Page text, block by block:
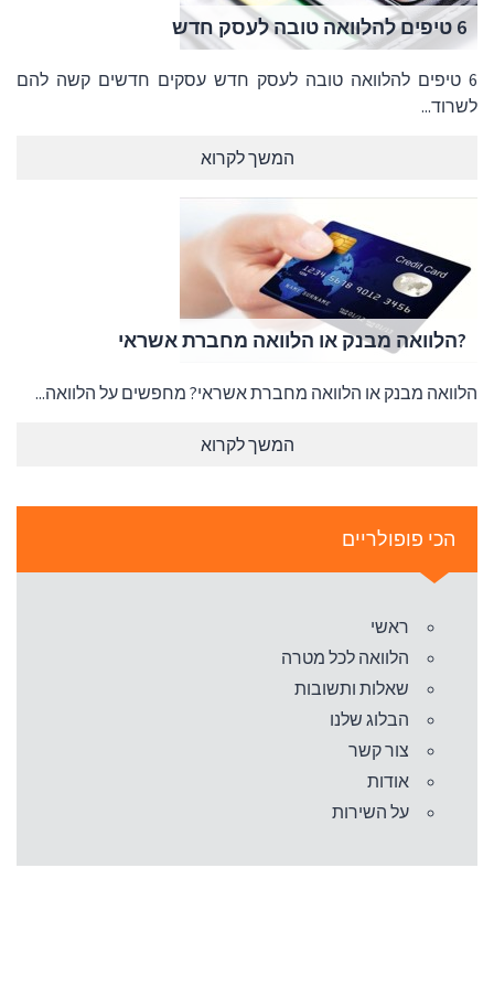
6 טיפים להלוואה טובה לעסק חדש
6 טיפים להלוואה טובה לעסק חדש עסקים חדשים קשה להם
לשרוד...
המשך לקרוא
?הלוואה מבנק או הלוואה מחברת אשראי
הלוואה מבנק או הלוואה מחברת אשראי? מחפשים על הלוואה...
המשך לקרוא
הכי פופולריים
ראשי
הלוואה לכל מטרה
שאלות ותשובות
הבלוג שלנו
צור קשר
אודות
על השירות